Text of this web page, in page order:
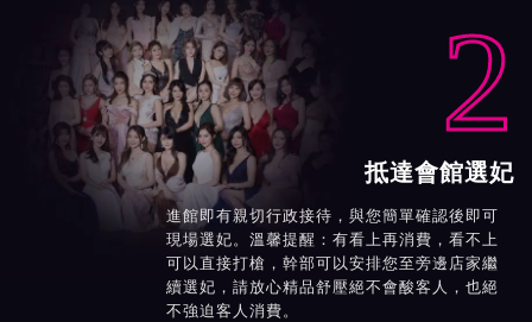
2
抵達會館選妃
進館即有親切行政接待，與您簡單確認後即可
現場選妃。溫馨提醒：有看上再消費，看不上
可以直接打槍，幹部可以安排您至旁邊店家繼
續選妃，請放心精品舒壓絕不會酸客人，也絕
不強迫客人消費。